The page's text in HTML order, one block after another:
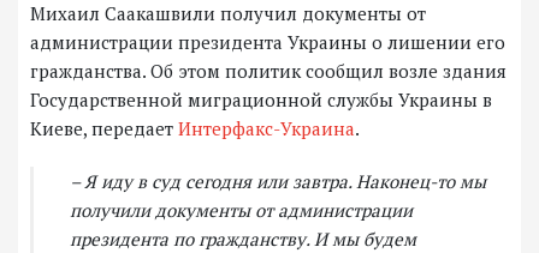
Михаил Саакашвили получил документы от
администрации президента Украины о лишении его
гражданства. Об этом политик сообщил возле здания
Государственной миграционной службы Украины в
Киеве, передает Интерфакс-Украина.
– Я иду в суд сегодня или завтра. Наконец-то мы
получили документы от администрации
президента по гражданству. И мы будем